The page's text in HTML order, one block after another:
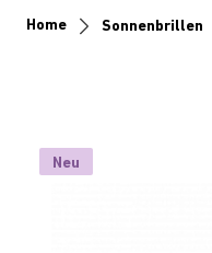
Home Sonnenbrillen
Neu